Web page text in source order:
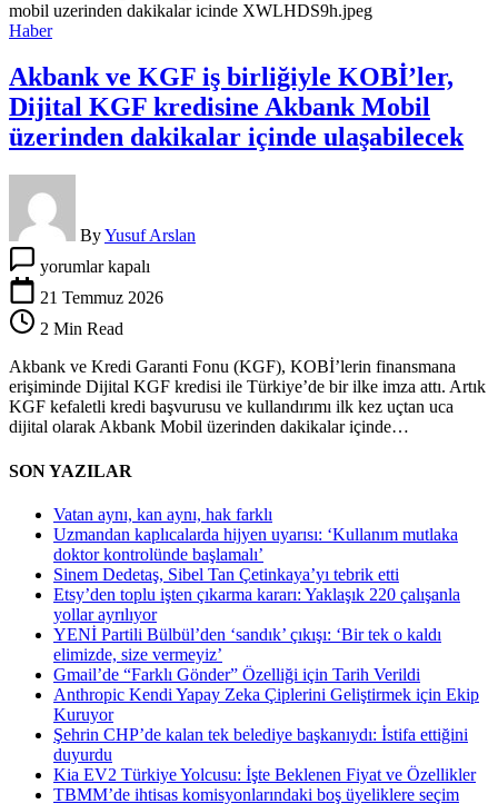
Haber
Akbank ve KGF iş birliğiyle KOBİ’ler,
Dijital KGF kredisine Akbank Mobil
üzerinden dakikalar içinde ulaşabilecek
ByYusuf Arslan
ve
KGF
birliğiyle
Dijital
KGF
kredisine
Akbank
üzerinden
içinde
ulaşabilecek
için
yorumlar kapalı
21 Temmuz 2026
2 Min Read
Akbank ve Kredi Garanti Fonu (KGF), KOBİ’lerin finansmana
erişiminde Dijital KGF kredisi ile Türkiye’de bir ilke imza attı. Artık
KGF kefaletli kredi başvurusu ve kullandırımı ilk kez uçtan uca
dijital olarak Akbank Mobil üzerinden dakikalar içinde…
SON YAZILAR
Vatan aynı, kan aynı, hak farklı
Uzmandan kaplıcalarda hijyen uyarısı: ‘Kullanım mutlaka
doktor kontrolünde başlamalı’
Sinem Dedetaş, Sibel Tan Çetinkaya’yı tebrik etti
Etsy’den toplu işten çıkarma kararı: Yaklaşık 220 çalışanla
yollar ayrılıyor
YENİ Partili Bülbül’den ‘sandık’ çıkışı: ‘Bir tek o kaldı
elimizde, size vermeyiz’
Gmail’de “Farklı Gönder” Özelliği için Tarih Verildi
Anthropic Kendi Yapay Zeka Çiplerini Geliştirmek için Ekip
Kuruyor
Şehrin CHP’de kalan tek belediye başkanıydı: İstifa ettiğini
duyurdu
Kia EV2 Türkiye Yolcusu: İşte Beklenen Fiyat ve Özellikler
TBMM’de ihtisas komisyonlarındaki boş üyeliklere seçim